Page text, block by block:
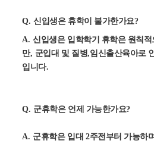
Q.신입생은 휴학이 불가한가요?
A.신입생은 입학학기 휴학은 원칙
만, 군입대 및 질병,임신출산육아로
입니다.
Q. 군휴학은 언제 가능한가요?
A. 군휴학은 입대 2주전부터 가능하